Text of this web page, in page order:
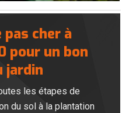
cher à
pour un bon
jardin
les étapes de
du sol à la plantation